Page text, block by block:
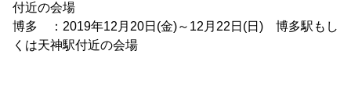
付近の会場
博多 ：2019年12月20日(金)～12月22日(日) 博多駅もし
くは天神駅付近の会場